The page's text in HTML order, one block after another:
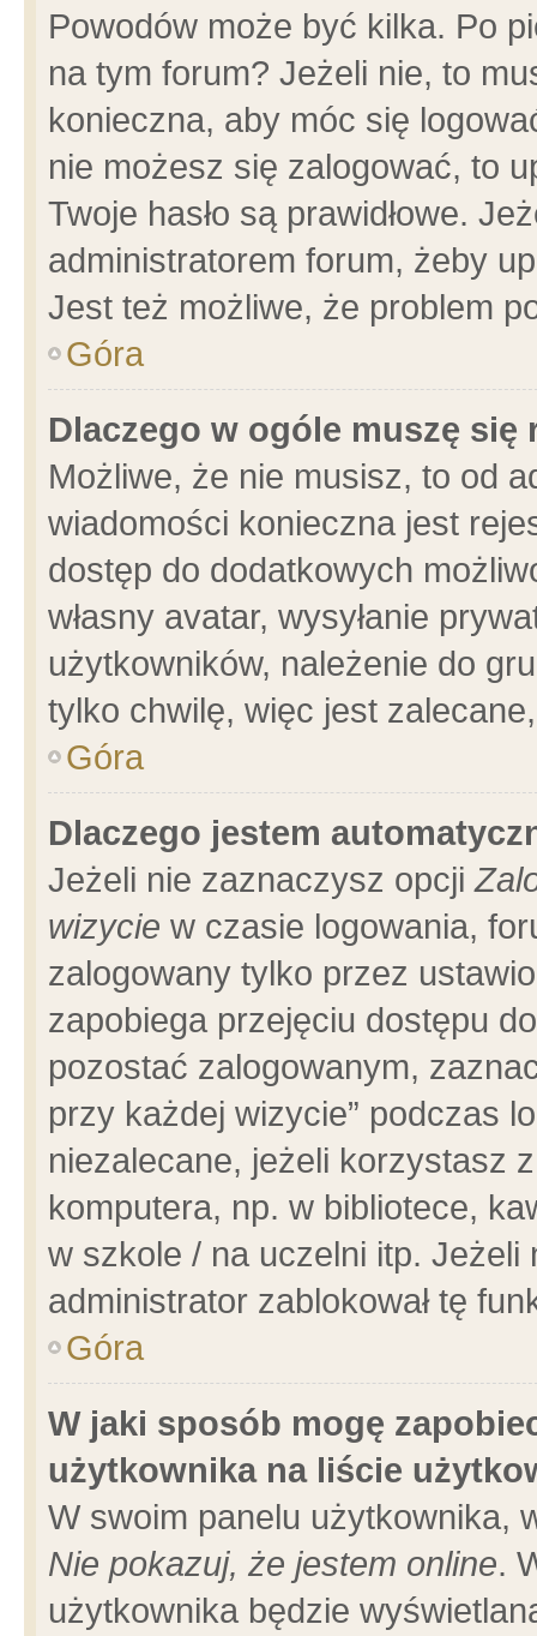
Powodów może być kilka. Po
na tym forum? Jeżeli nie, to
konieczna, aby móc się
nie możesz się zalogować, to
Twoje hasło są prawidłowe.
administratorem forum, żeby
Jest też możliwe, że problem
Góra
Dlaczego w ogóle muszę się
Możliwe, że nie musisz, to od
wiadomości konieczna jest
dostęp do dodatkowych
własny avatar, wysyłanie
użytkowników, należenie do
tylko chwilę, więc jest
Góra
Dlaczego jestem
Jeżeli nie zaznaczysz opcji
wizycie w czasie logowania,
zalogowany tylko przez
zapobiega przejęciu dostępu
pozostać zalogowanym,
przy każdej wizycie” podczas
niezalecane, jeżeli korzystasz
komputera, np. w bibliotece,
w szkole / na uczelni itp.
administrator zablokował tę
Góra
W jaki sposób mogę
użytkownika na liście
W swoim panelu użytkownika,
Nie pokazuj, że jestem online.
użytkownika będzie